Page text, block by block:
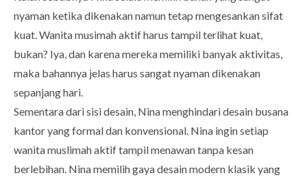
nyaman ketika dikenakan namun tetap mengesankan sifat
kuat. Wanita musimah aktif harus tampil terlihat kuat,
bukan? Iya, dan karena mereka memiliki banyak aktivitas,
maka bahannya jelas harus sangat nyaman dikenakan
sepanjang hari.
Sementara dari sisi desain, Nina menghindari desain busana
kantor yang formal dan konvensional. Nina ingin setiap
wanita muslimah aktif tampil menawan tanpa kesan
berlebihan. Nina memilih gaya desain modern klasik yang